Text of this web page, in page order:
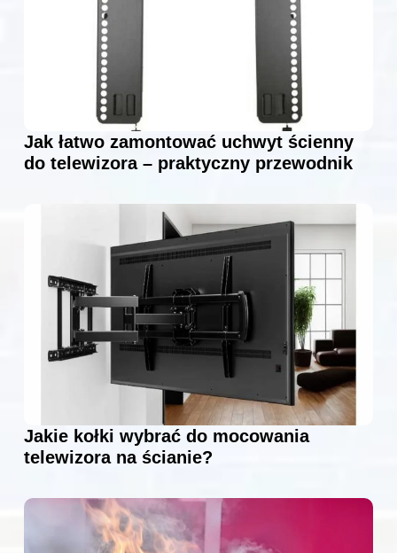
Jak łatwo zamontować uchwyt ścienny
do telewizora – praktyczny przewodnik
Jakie kołki wybrać do mocowania
telewizora na ścianie?